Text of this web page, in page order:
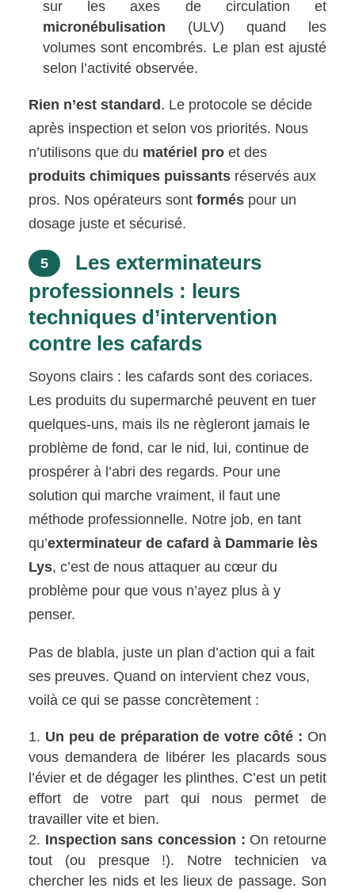
sur les axes de circulation et
micronébulisation (ULV) quand les
volumes sont encombrés. Le plan est ajusté
selon l’activité observée.
Rien n’est standard . Le protocole se décide
après inspection et selon vos priorités. Nous
n’utilisons que du matériel pro et des
produits chimiques puissants réservés aux
pros. Nos opérateurs sontformés pour un
dosage juste et sécurisé.
5
Les exterminateurs
professionnels : leurs
techniques d’intervention
contre les cafards
Soyons clairs : les cafards sont des coriaces.
Les produits du supermarché peuvent en tuer
quelques-uns, mais ils ne règleront jamais le
problème de fond, car le nid, lui, continue de
prospérer à l’abri des regards. Pour une
solution qui marche vraiment, il faut une
méthode professionnelle. Notre job, en tant
qu’exterminateur de cafard à Dammarie lès
Lys, c’est de nous attaquer au cœur du
problème pour que vous n’ayez plus à y
penser.
Pas de blabla, juste un plan d’action qui a fait
ses preuves. Quand on intervient chez vous,
voilà ce qui se passe concrètement :
Un peu de préparation de votre côté : On
vous demandera de libérer les placards sous
l’évier et de dégager les plinthes. C’est un petit
effort de votre part qui nous permet de
travailler vite et bien.
Inspection sans concession : On retourne
tout (ou presque !). Notre technicien va
chercher les nids et les lieux de passage. Son